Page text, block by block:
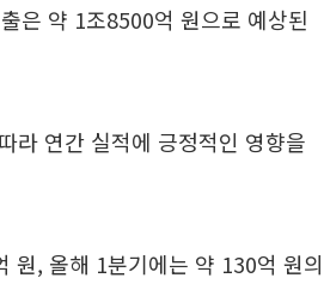
은 약 1조8500억 원으로 예상된
라 연간 실적에 긍정적인 영향을
원, 올해 1분기에는 약 130억 원의